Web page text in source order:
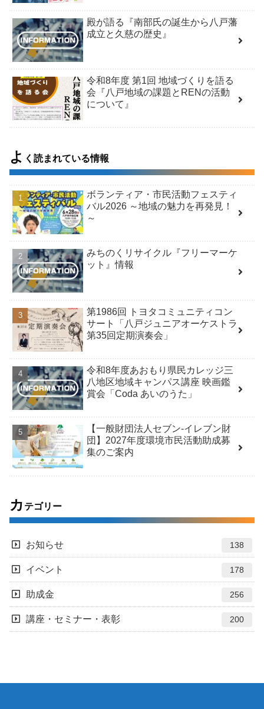
殿が語る『南部氏の誕生から八戸藩
成立と久慈の歴史』
令和8年度 第1回 地域づくりを語る
会『八戸地域の課題とRENの活動
について』
よ く読まれている情報
ボランティア・市民活動フェスティ
バル2026 ～地域の魅力を再発見！
～
みちのくリサイクル『フリーマーケ
ット』情報
第1986回 トヨタコミュニティコン
サート「八戸ジュニアオーケストラ
第35回定期演奏会」
令和8年度あおもり県民カレッジ三
八地区地域キャンパス講座 映画鑑
賞会「Coda あいのうた」
【一般財団法人セブン-イレブン財
団】2027年度環境市民活動助成募
集のご案内
カ テゴリー
お知らせ 138
イベント 178
助成金 256
講座・セミナー・表彰 200